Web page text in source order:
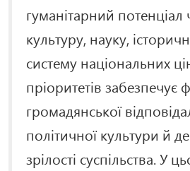
гуманітарний потенціал
культуру, науку,
систему національних
пріоритетів
громадянської
політичної культури й
зрілості суспільства. У